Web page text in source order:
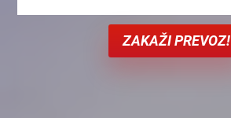
ZAKAŽI PREVOZ!